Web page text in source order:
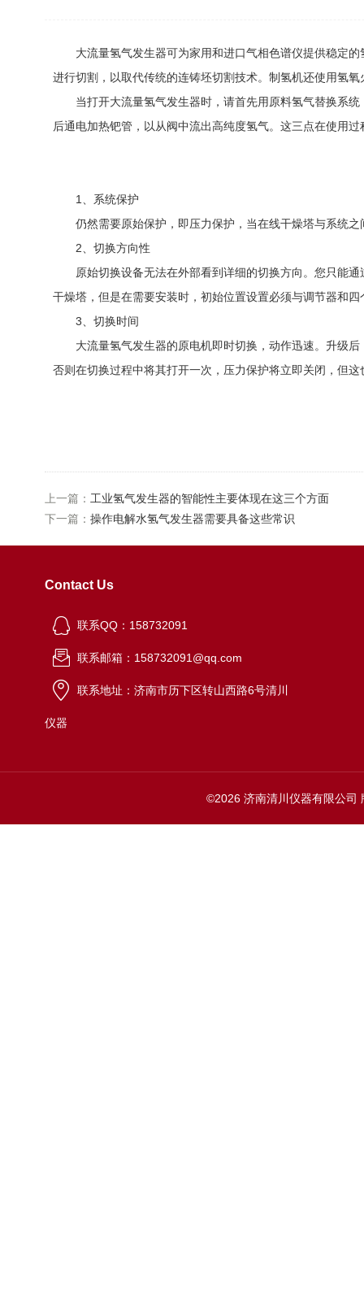
大流量氢气发生器可为家用和进口气相色谱仪提供稳定的
进行切割，以取代传统的连铸坯切割技术。制氢机还使用氢
当打开大流量氢气发生器时，请首先用原料氢气替换系统
后通电加热钯管，以从阀中流出高纯度氢气。这三点在使用
1、系统保护
仍然需要原始保护，即压力保护，当在线干燥塔与系统之
2、切换方向性
原始切换设备无法在外部看到详细的切换方向。您只能通
干燥塔，但是在需要安装时，初始位置设置必须与调节器和
3、切换时间
大流量氢气发生器的原电机即时切换，动作迅速。升级后
否则在切换过程中将其打开一次，压力保护将立即关闭，但
上一篇： 工业氢气发生器的智能性主要体现在这三个方面
下一篇： 操作电解水氢气发生器需要具备这些常识
Contact Us
联系QQ：158732091
联系邮箱：158732091@qq.com
联系地址：济南市历下区转山西路6号清川
仪器
©2026 济南清川仪器有限公